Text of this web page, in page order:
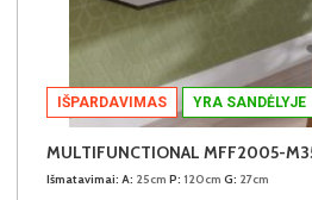
IŠPARDAVIMAS YRA SANDĖLYJE
Išmatavimai: A: 25cm P: 120cm G: 27cm